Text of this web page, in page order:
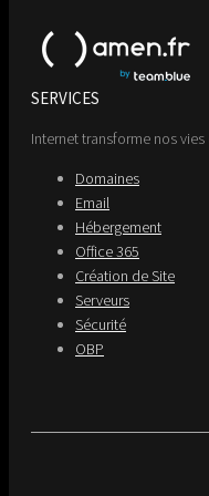
SERVICES
Internet transforme nos
Domaines
Email
Hébergement
Office 365
Création de Site
Serveurs
Sécurité
OBP